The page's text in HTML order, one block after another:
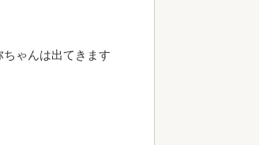
ゃんは出てきます